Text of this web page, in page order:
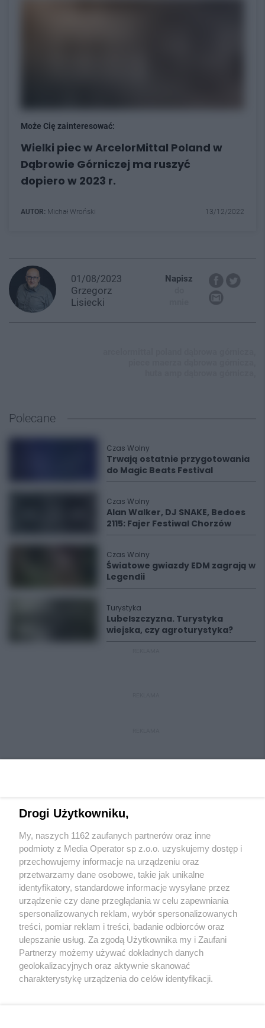
Może Cię zainteresować:
Wielki piec w ArcelorMittal Poland w
Dąbrowie Górniczej ma ruszyć
dopiero w 2023 r.
AUTOR: Michał Wroński 13/12/2022
01/08/2023
Grzegorz
Lisiecki
Napisz
Polecane
Czas Wolny
Trwają ostatnie przygotowania
do Magic Beats Festival
Czas Wolny
Alan Walker, DJ SNAKE, Bedoes
2115: Fajer Festiwal Chorzów
Czas Wolny
Światowe gwiazdy EDM zagrają w
Legendii
Turystyka
Lubelszczyzna. Turystyka
wiejska, czy agroturystyka?
Wydawca mediówlokalnych
Nie zapomnij
zapoznać się z:
polityką prywatności
Twojemiasto
Piekary Śląskie
Chorzów
Tarnowskie Góry
Skontakuj sięz nami
Kontakt
Redakcja
Newsletter
Drogi Użytkowniku,
My, naszych 1162 zaufanych partnerów oraz inne
podmioty z Media Operator sp z.o.o. uzyskujemy dostęp i
przechowujemy informacje na urządzeniu oraz
przetwarzamy dane osobowe, takie jak unikalne
identyfikatory, standardowe informacje wysyłane przez
urządzenie czy dane przeglądania w celu zapewniania
spersonalizowanych reklam, wybór spersonalizowanych
treści, pomiar reklam i treści, badanie odbiorców oraz
ulepszanie usług. Za zgodą Użytkownika my i Zaufani
Partnerzy możemy używać dokładnych danych
geolokalizacyjnych oraz aktywnie skanować
charakterystykę urządzenia do celów identyfikacji.